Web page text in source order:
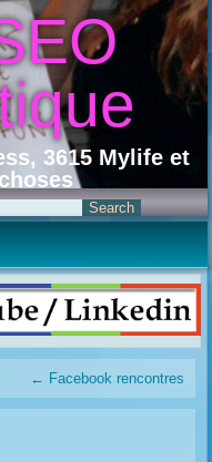
3615 Mylife et
← Facebook rencontres